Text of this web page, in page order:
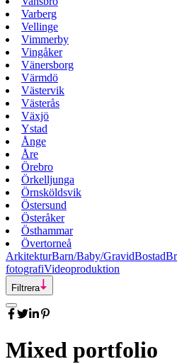
Varberg
Vellinge
Vimmerby
Vingåker
Vänersborg
Värmdö
Västervik
Västerås
Växjö
Ystad
Ånge
Åre
Örebro
Örkelljunga
Örnsköldsvik
Östersund
Österåker
Östhammar
Övertorneå
ArkitekturBarn/Baby/GravidBostad
fotografiVideoproduktion
Filtrera
Mixed portfolio